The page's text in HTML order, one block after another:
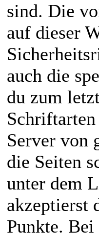
sind. Die
auf dieser
auch die
du zum
Server von
die Seiten
unter dem
akzeptierst
Punkte.